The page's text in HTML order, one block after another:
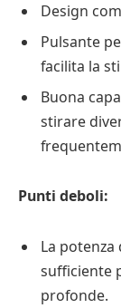
Design
Pulsante
facilita la
Buona
stirare
Punti deboli:
La
sufficiente
profonde.